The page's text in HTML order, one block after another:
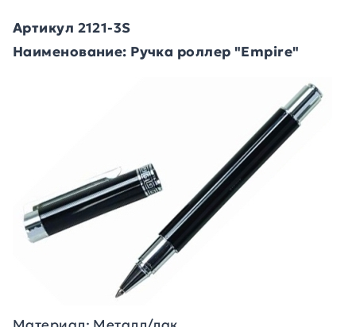
Артикул 2121-3S
Наименование: Ручка роллер "Empire"